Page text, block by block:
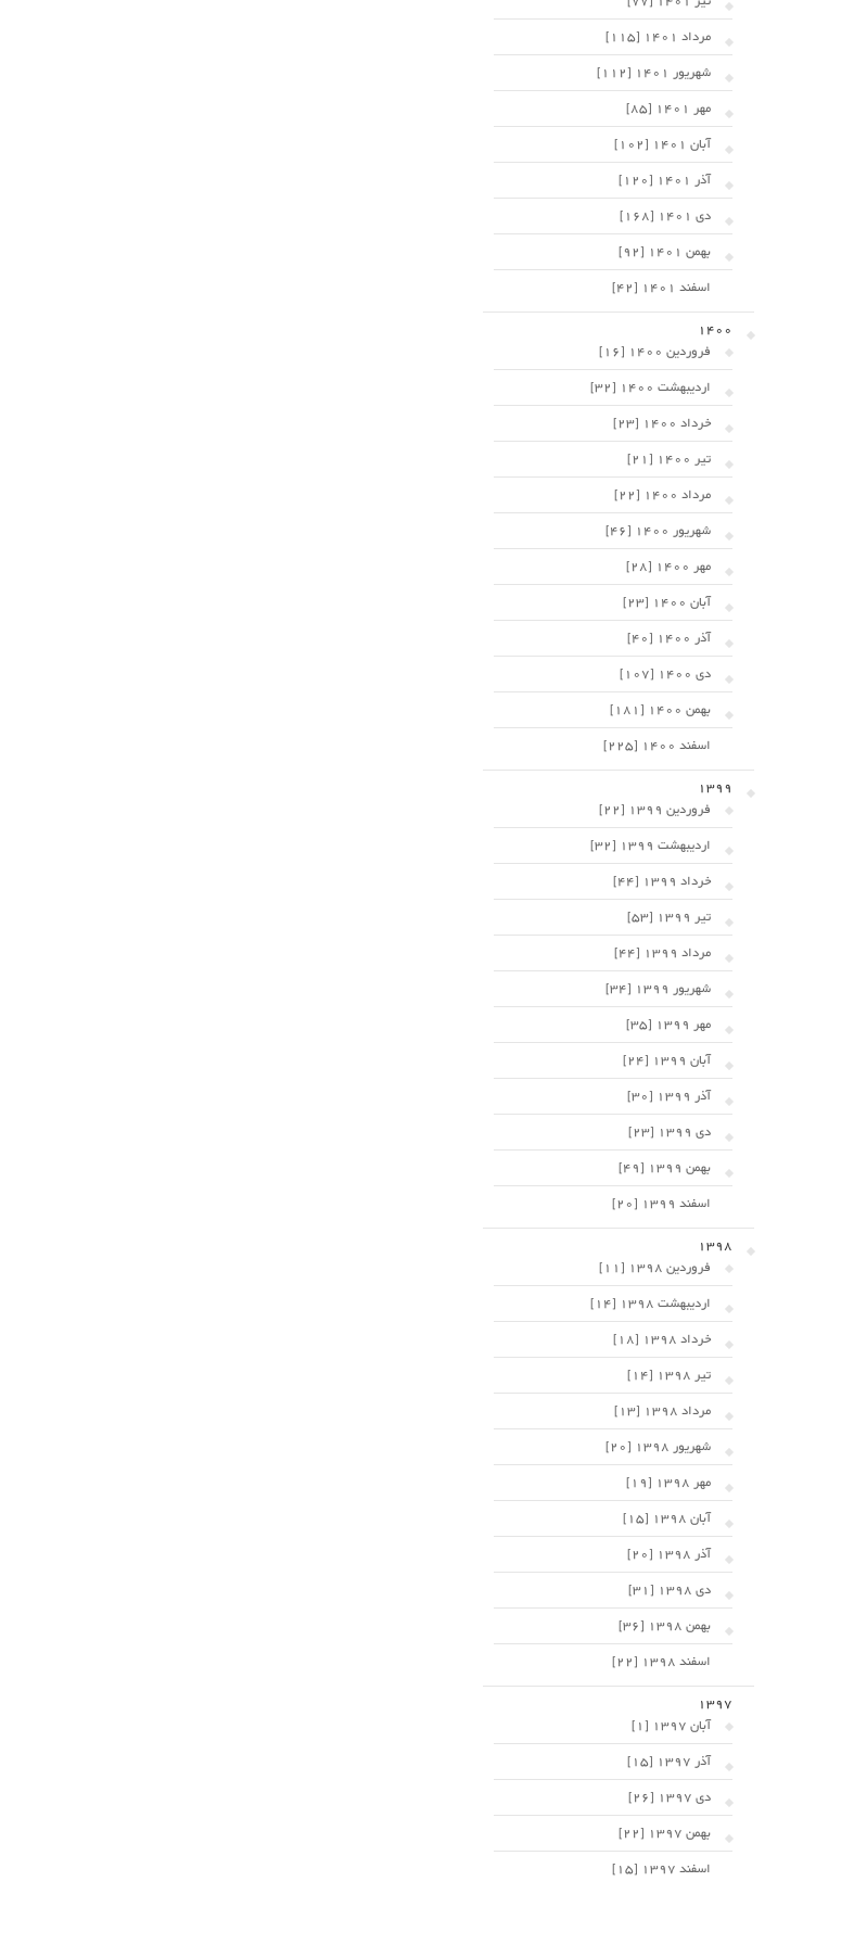
مرداد 1401 [115]
شهریور 1401 [112]
مهر 1401 [85]
آبان 1401 [102]
آذر 1401 [120]
دی 1401 [168]
بهمن 1401 [92]
اسفند 1401 [42]
1400
فروردین 1400 [16]
اردیبهشت 1400 [32]
خرداد 1400 [23]
تیر 1400 [21]
مرداد 1400 [22]
شهریور 1400 [46]
مهر 1400 [28]
آبان 1400 [23]
آذر 1400 [40]
دی 1400 [107]
بهمن 1400 [181]
اسفند 1400 [225]
1399
فروردین 1399 [22]
اردیبهشت 1399 [32]
خرداد 1399 [44]
تیر 1399 [53]
مرداد 1399 [44]
شهریور 1399 [34]
مهر 1399 [35]
آبان 1399 [24]
آذر 1399 [30]
دی 1399 [23]
بهمن 1399 [49]
اسفند 1399 [20]
1398
فروردین 1398 [11]
اردیبهشت 1398 [14]
خرداد 1398 [18]
تیر 1398 [14]
مرداد 1398 [13]
شهریور 1398 [20]
مهر 1398 [19]
آبان 1398 [15]
آذر 1398 [20]
دی 1398 [31]
بهمن 1398 [36]
اسفند 1398 [22]
1397
آبان 1397 [1]
آذر 1397 [15]
دی 1397 [26]
بهمن 1397 [22]
اسفند 1397 [15]